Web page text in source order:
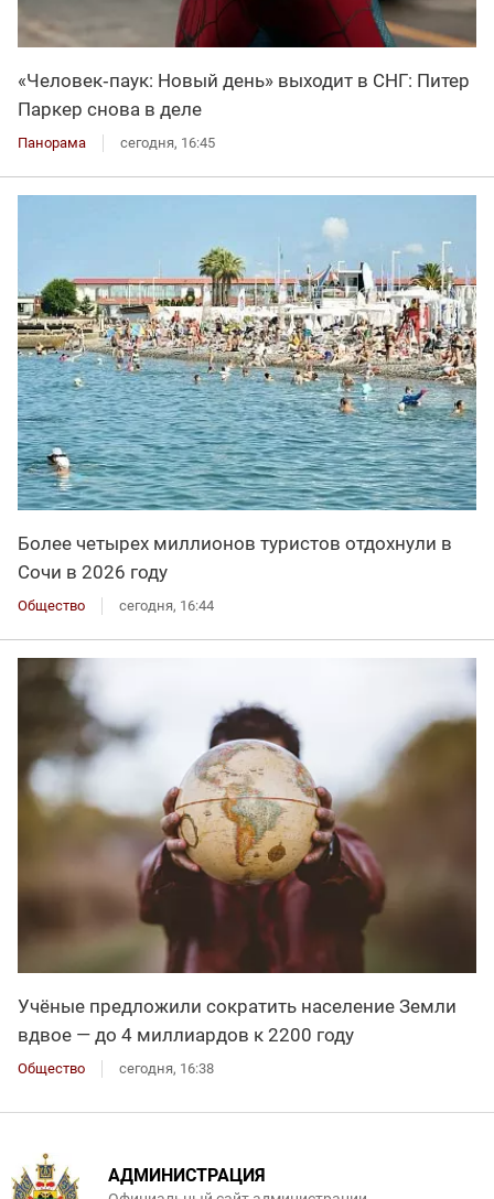
«Человек‑паук: Новый день» выходит в СНГ: Питер
Паркер снова в деле
Панорама сегодня, 16:45
Более четырех миллионов туристов отдохнули в
Сочи в 2026 году
Общество сегодня, 16:44
Учёные предложили сократить население Земли
вдвое — до 4 миллиардов к 2200 году
Общество сегодня, 16:38
АДМИНИСТРАЦИЯ